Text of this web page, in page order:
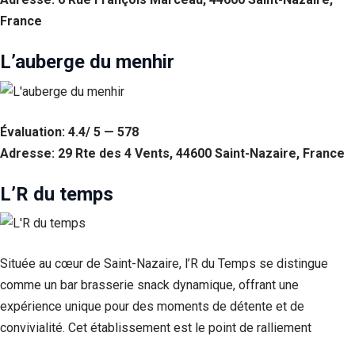
France
L’auberge du menhir
Évaluation: 4.4/ 5 — 578
Adresse: 29 Rte des 4 Vents, 44600 Saint-Nazaire, France
L’R du temps
Située au cœur de Saint-Nazaire, l’R du Temps se distingue
comme un bar brasserie snack dynamique, offrant une
expérience unique pour des moments de détente et de
convivialité. Cet établissement est le point de ralliement